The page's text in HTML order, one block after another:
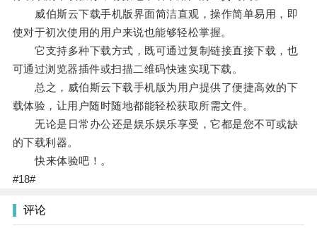
威伯斯云下载手机版界面简洁直观，操作简单易用，即
使对于初次使用的用户来说也能够轻松掌握。
它支持多种下载方式，既可通过复制链接直接下载，也
可通过浏览器插件或扫描二维码快速实现下载。
总之，威伯斯云下载手机版为用户提供了便捷高效的下
载体验，让用户随时随地都能轻松获取所需文件。
无论是日常办公还是娱乐娱乐享受，它都是您不可或缺
的下载利器。
快来体验吧！。
#18#
评论